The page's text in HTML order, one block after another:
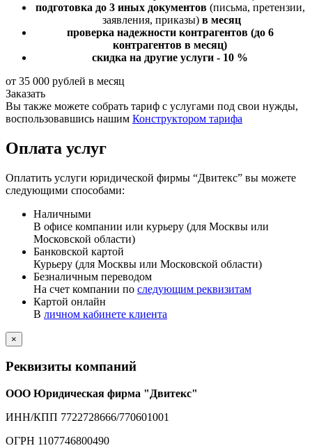
подготовка до 3 иных документов(письма, претензии,
заявления, приказы) в месяц
проверка надежности контрагентов (до 6
контрагентов в месяц)
скидка на другие услуги - 10 %
от 35 000 рублей в месяц
Заказать
Вы также можете собрать тариф с услугами под свои нужды,
воспользовавшись нашим Конструктором тарифа
Оплата услуг
Оплатить услуги юридической фирмы “Двитекс” вы можете
следующими способами:
Наличными
В офисе компании или курьеру (для Москвы или
Московской области)
Банковской картой
Курьеру (для Москвы или Московской области)
Безналичным переводом
На счет компании по следующим реквизитам
Картой онлайн
В личном кабинете клиента
×
Реквизиты компаний
ООО Юридическая фирма "Двитекс"
ИНН/КПП 7722728666/770601001
ОГРН 1107746800490